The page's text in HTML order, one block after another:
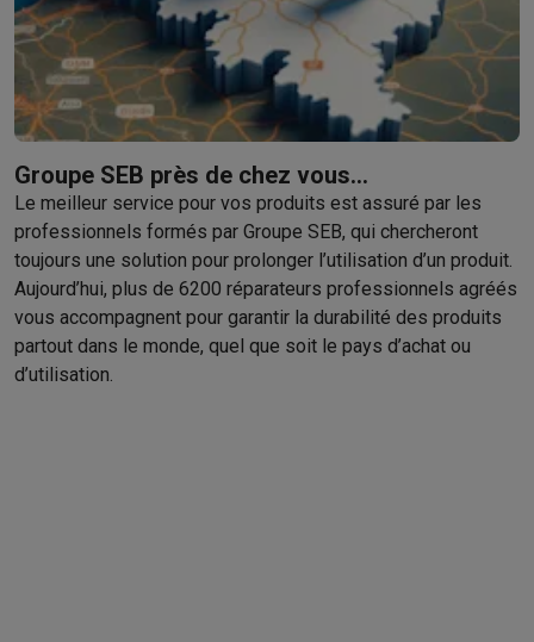
Groupe SEB près de chez vous…
Le meilleur service pour vos produits est assuré par les
professionnels formés par Groupe SEB, qui chercheront
toujours une solution pour prolonger l’utilisation d’un produit.
Aujourd’hui, plus de 6200 réparateurs professionnels agréés
vous accompagnent pour garantir la durabilité des produits
partout dans le monde, quel que soit le pays d’achat ou
d’utilisation.